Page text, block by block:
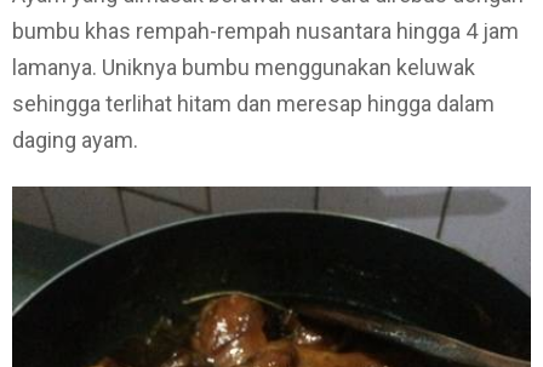
bumbu khas rempah-rempah nusantara hingga 4 jam
lamanya. Uniknya bumbu menggunakan keluwak
sehingga terlihat hitam dan meresap hingga dalam
daging ayam.